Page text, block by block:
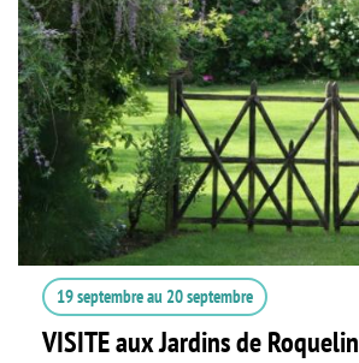
19 septembreau 20 septembre
VISITE aux Jardins de Roquelin